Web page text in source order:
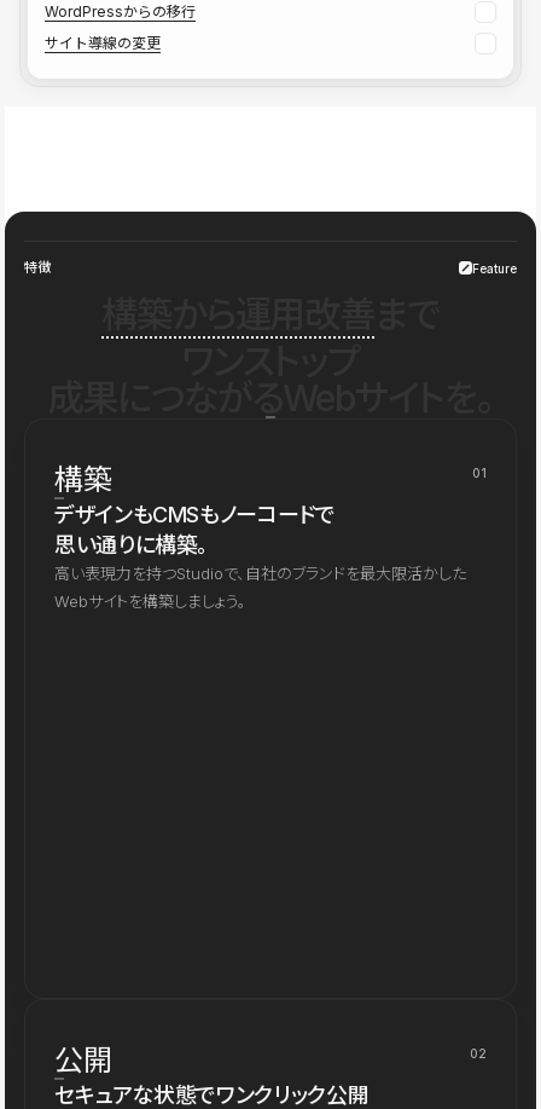
WordPressからの移行
サイト導線の変更
特徴 Feature
構築 01
デザインもCMSもノーコードで
思い通りに構築。
高い表現力を持つStudioで、自社のブランドを最大限活かした
Webサイトを構築しましょう。
公開 02
セキュアな状態でワンクリック公開